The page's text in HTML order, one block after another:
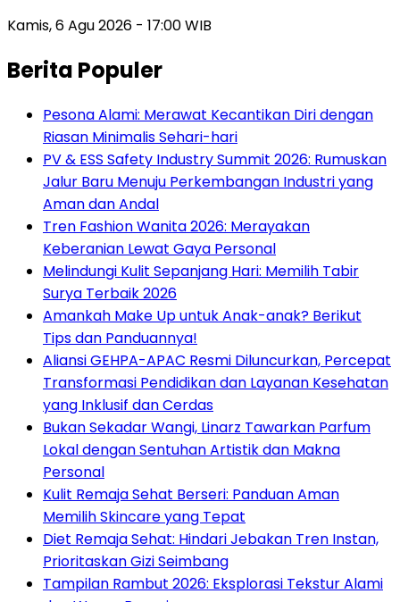
Kamis, 6 Agu 2026 - 17:00 WIB
Berita Populer
Pesona Alami: Merawat Kecantikan Diri dengan
Riasan Minimalis Sehari-hari
PV & ESS Safety Industry Summit 2026: Rumuskan
Jalur Baru Menuju Perkembangan Industri yang
Aman dan Andal
Tren Fashion Wanita 2026: Merayakan
Keberanian Lewat Gaya Personal
Melindungi Kulit Sepanjang Hari: Memilih Tabir
Surya Terbaik 2026
Amankah Make Up untuk Anak-anak? Berikut
Tips dan Panduannya!
Aliansi GEHPA-APAC Resmi Diluncurkan, Percepat
Transformasi Pendidikan dan Layanan Kesehatan
yang Inklusif dan Cerdas
Bukan Sekadar Wangi, Linarz Tawarkan Parfum
Lokal dengan Sentuhan Artistik dan Makna
Personal
Kulit Remaja Sehat Berseri: Panduan Aman
Memilih Skincare yang Tepat
Diet Remaja Sehat: Hindari Jebakan Tren Instan,
Prioritaskan Gizi Seimbang
Tampilan Rambut 2026: Eksplorasi Tekstur Alami